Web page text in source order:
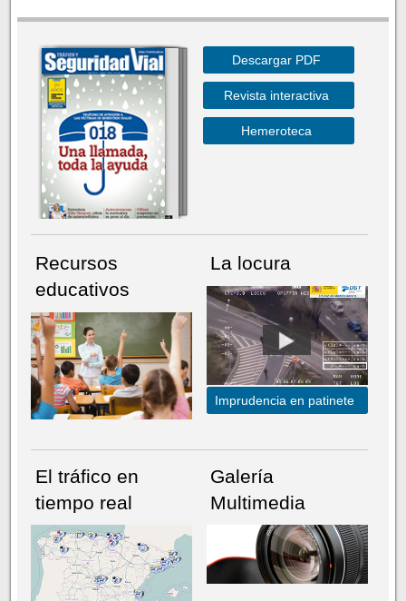
Descargar PDF
Revista interactiva
Hemeroteca
Recursos
educativos
La locura
Imprudencia en patinete
El tráfico en
tiempo real
Galería
Multimedia